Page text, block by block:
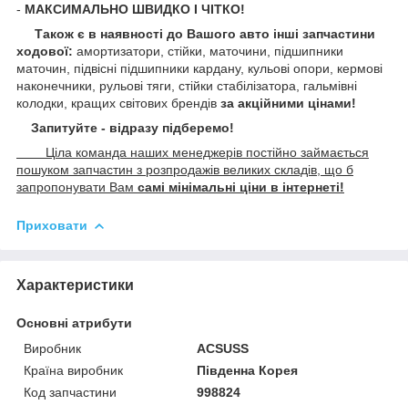
- МАКСИМАЛЬНО ШВИДКО І ЧІТКО!
Також є в наявності до Вашого авто інші запчастини
ходової: амортизатори, стійки, маточини, підшипники
маточин, підвісні підшипники кардану, кульові опори, кермові
наконечники, рульові тяги, стійки стабілізатора, гальмівні
колодки, кращих світових брендів за акційними цінами!
Запитуйте - відразу підберемо!
Ціла команда наших менеджерів постійно займається
пошуком запчастин з розпродажів великих складів, що б
запропонувати Вам самі мінімальні ціни в інтернеті!
Приховати
Характеристики
Основні атрибути
Виробник
ACSUSS
Країна виробник
Південна Корея
Код запчастини
998824